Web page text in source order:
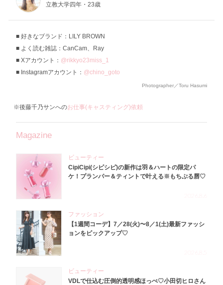
立教大学四年・23歳
好きなブランド：LILY BROWN
よく読む雑誌：CanCam、Ray
Xアカウント： @rikkyo23miss_1
Instagramアカウント： @chino_goto
Photographer／Toru Hasumi
※後藤千乃サンへのお仕事(キャスティング)依頼
Magazine
ビューティー
CipiCipi(シピシピ)の新作は羽＆ハートの限定パ
ケ！プランパー＆ティントで叶える※もちぷる唇♡
ファッション
【1週間コーデ】7／28(火)〜8／1(土)最新ファッシ
ョンをピックアップ♡
ビューティー
VDLで仕込む圧倒的透明感ほっぺ♡小田切ヒロさん